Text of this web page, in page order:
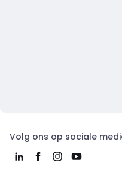
Volg ons op sociale